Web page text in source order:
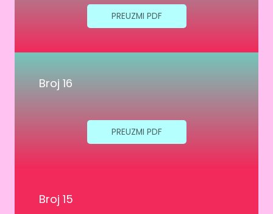
PREUZMI PDF
Broj 16
PREUZMI PDF
Broj 15